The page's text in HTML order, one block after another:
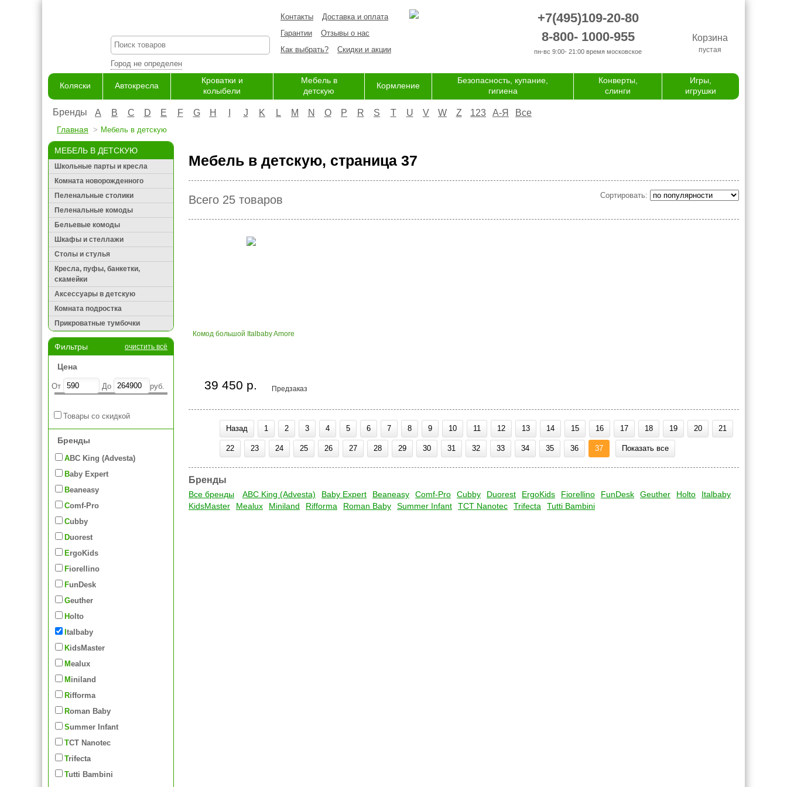
Город не определен
Контакты
Доставка и оплата
Гарантии
Отзывы о нас
Как выбрать?
Скидки и акции
+7(495)109-20-80
8-800- 1000-955
пн-вс 9:00- 21:00 время московское
Корзина
пустая
Коляски Автокресла
Кроватки и
колыбели
Мебель в
детскую
Кормление
Безопасность, купание,
гигиена
Конверты,
слинги
Игры,
игрушки
Бренды A B C D E F G H J K L M N O P R S T U V W Z 123 А-Я Все
Главная Мебель в детскую
МЕБЕЛЬ В ДЕТСКУЮ
Школьные парты и кресла
Комната новорожденного
Пеленальные столики
Пеленальные комоды
Бельевые комоды
Шкафы и стеллажи
Столы и стулья
Кресла, пуфы, банкетки,
скамейки
Аксессуары в детскую
Комната подростка
Прикроватные тумбочки
Фильтры очистить всё
Цена
От До руб.
Товары со скидкой
Бренды
ABC King (Advesta)
Baby Expert
Beaneasy
Comf-Pro
Cubby
Duorest
ErgoKids
Fiorellino
FunDesk
Geuther
Holto
Italbaby
KidsMaster
Mealux
Miniland
Rifforma
Roman Baby
Summer Infant
TCT Nanotec
Trifecta
Tutti Bambini
Мебель в детскую, страница 37
Всего 25 товаров Сортировать:
Комод большой Italbaby Amore
Предзаказ
39 450 р.
Назад 1 2 3 4 5 6 7 8 9 10 11 12 13 14 15 16 17 18 19 20 21
22 23 24 25 26 27 28 29 30 31 32 33 34 35 36 37 Показать все
Бренды
Все бренды ABC King (Advesta) Baby Expert Beaneasy Comf-Pro Cubby Duorest ErgoKids Fiorellino FunDesk Geuther Holto
Italbaby
KidsMaster
Mealux Miniland Rifforma Roman Baby Summer Infant TCT Nanotec Trifecta Tutti Bambini